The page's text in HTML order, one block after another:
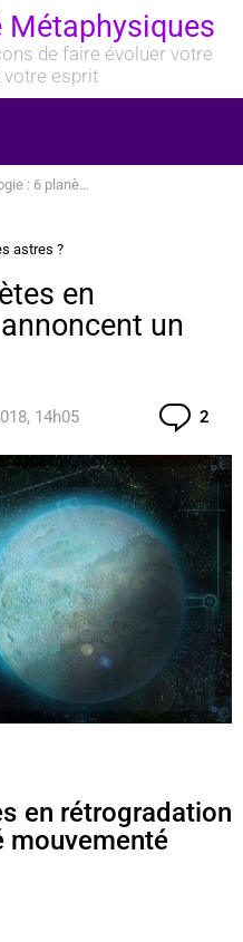
de faire évoluer votre
votre esprit
qui annoncent un été mouvementé
astres ?
en
un
14h05 2
en rétrogradation
mouvementé